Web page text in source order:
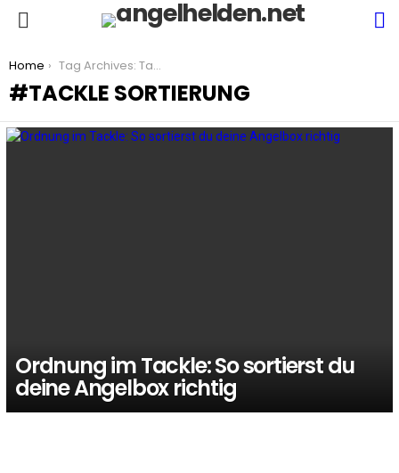
You are here:
Home Tag Archives: Tackle Sortierung
TACKLE SORTIERUNG
Ordnung im Tackle: So sortierst du
deine Angelbox richtig